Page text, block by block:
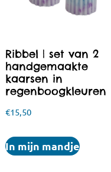
Ribbel | set van 2
handgemaakte
kaarsen in
regenboogkleuren
€15,50
In mijn mandje